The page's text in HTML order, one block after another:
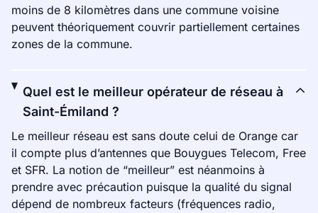
moins de 8 kilomètres dans une commune voisine
peuvent théoriquement couvrir partiellement certaines
zones de la commune.
Quel est le meilleur opérateur de réseau à
Saint-Émiland ?
Le meilleur réseau est sans doute celui de Orange car
il compte plus d’antennes que Bouygues Telecom, Free
et SFR. La notion de “meilleur” est néanmoins à
prendre avec précaution puisque la qualité du signal
dépend de nombreux facteurs (fréquences radio,